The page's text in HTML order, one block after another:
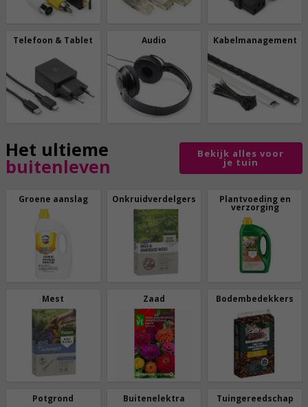
Telefoon & Tablet Audio Kabelmanagement
Het ultieme
buitenleven
Bekijk alles voor
je tuin
Groene aanslag Onkruidverdelgers Plantvoeding en
verzorging
Mest Zaad Bodembedekkers
Potgrond Buitenelektra Tuingereedschap